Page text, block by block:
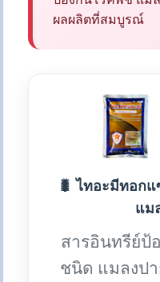
ผลผลิตที่สมบูรณ์
🐛 ไทอะมีทอก
แม
สารอินทรีย์ป้
ชนิด แมลงป